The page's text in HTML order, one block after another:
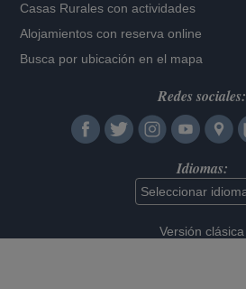
Casas Rurales con actividades
Alojamientos con reserva online
Busca por ubicación en el mapa
Redes sociales:
Idiomas:
Versión clásica